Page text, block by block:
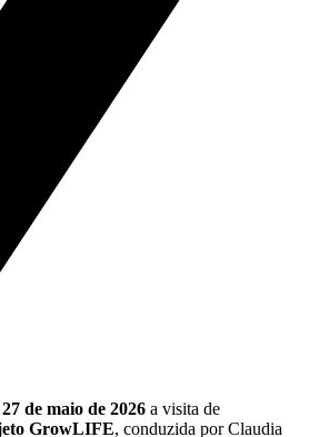
de maio de 2026 a visita de
GrowLIFE, conduzida por Claudia